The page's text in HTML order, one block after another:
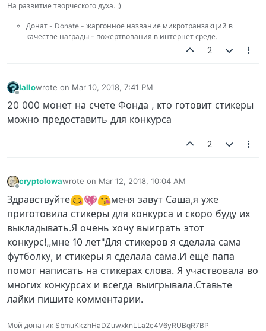
На развитие творческого духа. ;)
Донат - Donate - жаргонное название микротранзакций в
качестве награды - пожертвования в интернет среде.
2
Iallowrote on Mar 10, 2018, 7:41 PM
last edited by
20 000 монет на счете Фонда , кто готовит стикеры
можно предоставить для конкурса
2
cryptolowawrote on Mar 12, 2018, 10:04 AM
last edited by
Здравствуйте
меня завут Саша,я уже
приготовила стикеры для конкурса и скоро буду их
выкладывать.Я очень хочу выиграть этот
конкурс!,,мне 10 лет"Для стикеров я сделала сама
футболку, и стикеры я сделала сама.И ещё папа
помог написать на стикерах слова. Я участвовала во
многих конкурсах и всегда выигрывала.Ставьте
лайки пишите комментарии.
Мой донатик SbmuKkzhHaDZuwxknLLa2c4V6yRUBqR7BP